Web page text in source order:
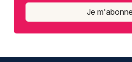
Je m'abonne